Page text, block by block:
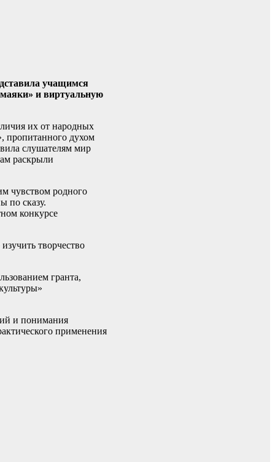
учащимся
и виртуальную
их от народных
пропитанного духом
слушателям мир
раскрыли
чувством родного
по сказу.
конкурсе
творчество
гранта,
и понимания
применения